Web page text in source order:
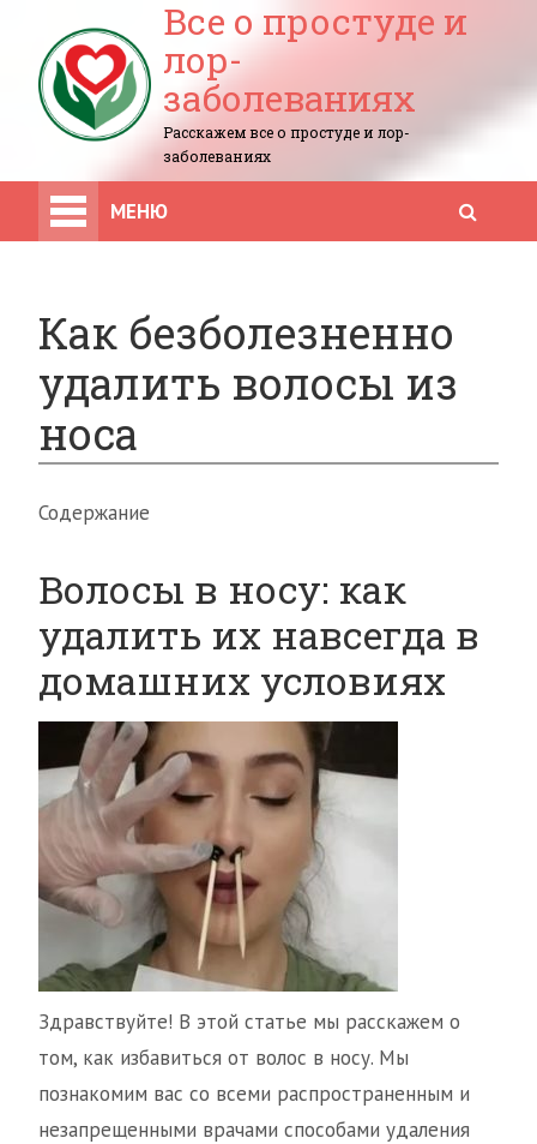
Все о простуде и
лор-
заболеваниях
Расскажем все о простуде и лор-
заболеваниях
МЕНЮ
Как безболезненно
удалить волосы из
носа
Содержание
Волосы в носу: как
удалить их навсегда в
домашних условиях
Здравствуйте! В этой статье мы расскажем о
том, как избавиться от волос в носу. Мы
познакомим вас со всеми распространенным и
незапрещенными врачами способами удаления